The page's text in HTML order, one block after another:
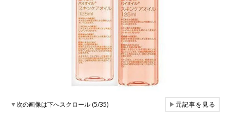
▼次の画像は下へスクロール (5/35) ▶元記事を見る